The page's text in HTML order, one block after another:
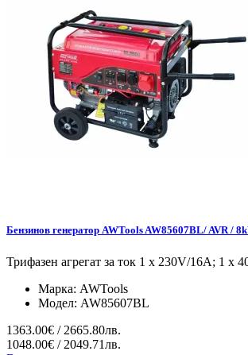
Бензинов генератор AWTools AW85607BL/ AVR /
Трифазен агрегат за ток 1 x 230V/16A; 1 x
Марка: AWTools
Модел: AW85607BL
1363.00€ / 2665.80лв.
1048.00€ / 2049.71лв.